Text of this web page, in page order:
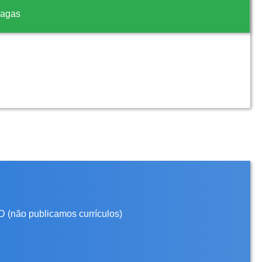
(não publicamos currículos)